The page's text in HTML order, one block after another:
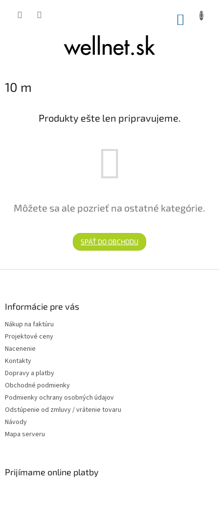
10 m
Produkty ešte len pripravujeme.
Môžete sa ale pozrieť na ostatné kategórie.
SPÄŤ DO OBCHODU
Informácie pre vás
Nákup na faktúru
Projektové ceny
Nacenenie
Kontakty
Dopravy a platby
Obchodné podmienky
Podmienky ochrany osobných údajov
Odstúpenie od zmluvy / vrátenie tovaru
Návody
Mapa serveru
Prijímame online platby